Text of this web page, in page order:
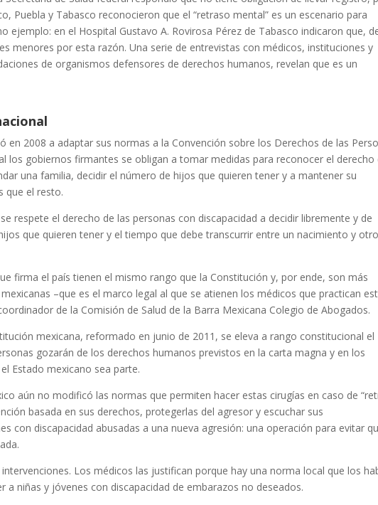
Puebla y Tabasco reconocieron que el “retraso mental” es un escenario para
ejemplo: en el Hospital Gustavo A. Rovirosa Pérez de Tabasco indicaron que,
menores por esta razón. Una serie de entrevistas con médicos, instituciones y
de organismos defensores de derechos humanos, revelan que es un
en 2008 a adaptar sus normas a la Convención sobre los Derechos de las
los gobiernos firmantes se obligan a tomar medidas para reconocer el derecho
una familia, decidir el número de hijos que quieren tener y a mantener su
que el resto.
respete el derecho de las personas con discapacidad a decidir libremente y de
que quieren tener y el tiempo que debe transcurrir entre un nacimiento y
firma el país tienen el mismo rango que la Constitución y, por ende, son más
–que es el marco legal al que se atienen los médicos que practican
de la Comisión de Salud de la Barra Mexicana Colegio de Abogados.
mexicana, reformado en junio de 2011, se eleva a rango constitucional el
gozarán de los derechos humanos previstos en la carta magna y en los
Estado mexicano sea parte.
aún no modificó las normas que permiten hacer estas cirugías en caso de
basada en sus derechos, protegerlas del agresor y escuchar sus
con discapacidad abusadas a una nueva agresión: una operación para evitar
Los médicos las justifican porque hay una norma local que los
a niñas y jóvenes con discapacidad de embarazos no deseados.